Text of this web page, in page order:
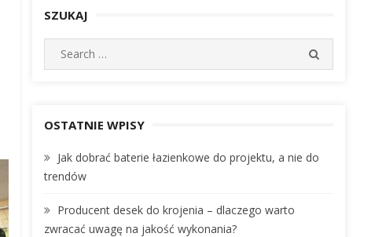
SZUKAJ
e
c
f
o
:
E
OSTATNIE WPISY
Jak dobrać baterie łazienkowe do projektu, a nie do
trendów
Producent desek do krojenia – dlaczego warto
zwracać uwagę na jakość wykonania?